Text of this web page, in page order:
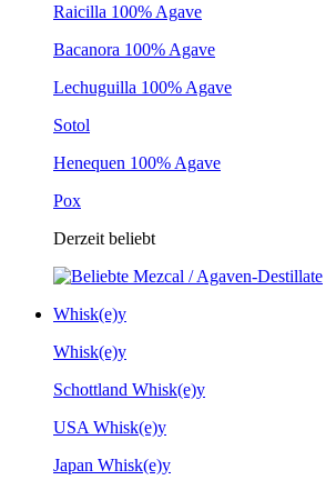
Raicilla 100% Agave
Bacanora 100% Agave
Lechuguilla 100% Agave
Sotol
Henequen 100% Agave
Pox
Derzeit beliebt
Whisk(e)y
Whisk(e)y
Schottland Whisk(e)y
USA Whisk(e)y
Japan Whisk(e)y